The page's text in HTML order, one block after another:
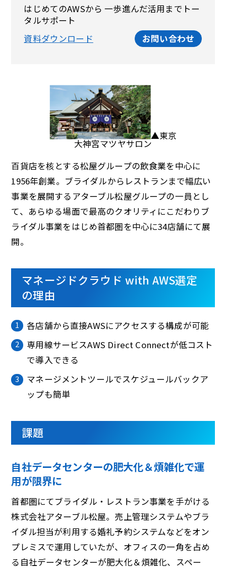
はじめてのAWSから 一歩進んだ活用までトー
タルサポート
資料ダウンロード
お問い合わせ
▲東京
大神宮マツヤサロン
百貨店を核とする松屋グループの飲食業を中心に
1956年創業。ブライダルからレストランまで幅広い
事業を展開するアターブル松屋グループの一員とし
て、あらゆる場面で最高のクオリティにこだわりブ
ライダル事業をはじめ首都圏を中心に34店舗にて展
開。
マネージドクラウド with AWS選定
の理由
各店舗から直接AWSにアクセスする構成が可能
専用線サービスAWS Direct Connectが低コスト
で導入できる
マネージメントツールでスケジュールバックア
ップも簡単
課題
自社データセンターの肥大化＆煩雑化で運
用が限界に
首都圏にてブライダル・レストラン事業を手がける
株式会社アターブル松屋。売上管理システムやブラ
イダル担当が利用する婚礼予約システムなどをオン
プレミスで運用していたが、オフィスの一角を占め
る自社データセンターが肥大化＆煩雑化、スペー